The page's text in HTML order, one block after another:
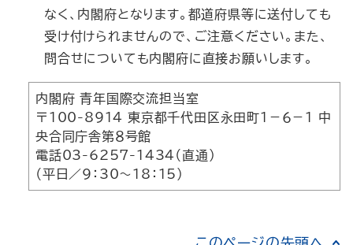
なく、内閣府となります。都道府県等に送付しても
受け付けられませんので、ご注意ください。また、
問合せについても内閣府に直接お願いします。
内閣府 青年国際交流担当室
〒100-8914 東京都千代田区永田町１－６－１ 中
央合同庁舎第８号館
電話03-6257-1434（直通）
（平日／9：30～18：15）